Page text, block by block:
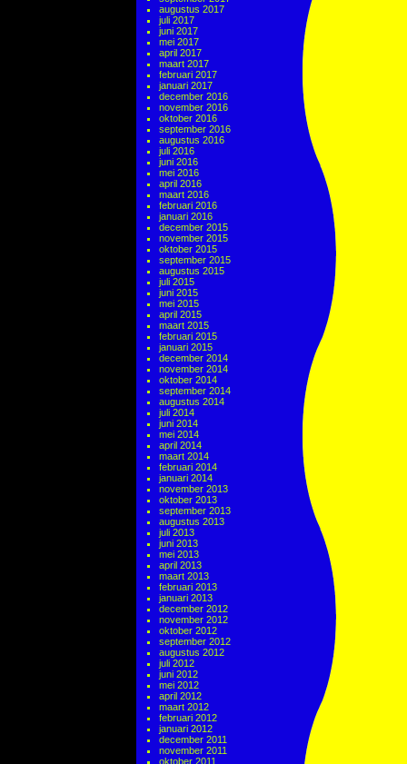
augustus 2017
juli 2017
juni 2017
mei 2017
april 2017
maart 2017
februari 2017
januari 2017
december 2016
november 2016
oktober 2016
september 2016
augustus 2016
juli 2016
juni 2016
mei 2016
april 2016
maart 2016
februari 2016
januari 2016
december 2015
november 2015
oktober 2015
september 2015
augustus 2015
juli 2015
juni 2015
mei 2015
april 2015
maart 2015
februari 2015
januari 2015
december 2014
november 2014
oktober 2014
september 2014
augustus 2014
juli 2014
juni 2014
mei 2014
april 2014
maart 2014
februari 2014
januari 2014
november 2013
oktober 2013
september 2013
augustus 2013
juli 2013
juni 2013
mei 2013
april 2013
maart 2013
februari 2013
januari 2013
december 2012
november 2012
oktober 2012
september 2012
augustus 2012
juli 2012
juni 2012
mei 2012
april 2012
maart 2012
februari 2012
januari 2012
december 2011
november 2011
oktober 2011